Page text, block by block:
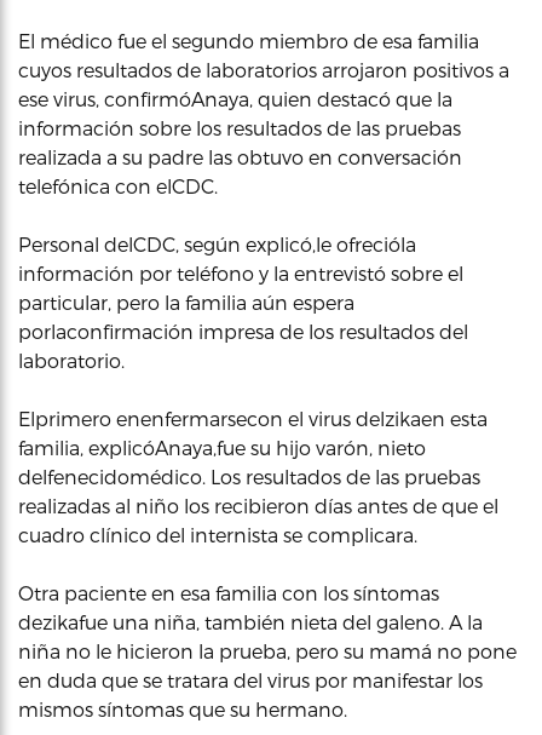
El médico fue el segundo miembro de esa familia
cuyos resultados de laboratorios arrojaron positivos a
ese virus, confirmóAnaya, quien destacó que la
información sobre los resultados de las pruebas
realizada a su padre las obtuvo en conversación
telefónica con elCDC.
Personal delCDC, según explicó,le ofrecióla
información por teléfono y la entrevistó sobre el
particular, pero la familia aún espera
porlaconfirmación impresa de los resultados del
laboratorio.
Elprimero enenfermarsecon el virus delzikaen esta
familia, explicóAnaya,fue su hijo varón, nieto
delfenecidomédico. Los resultados de las pruebas
realizadas al niño los recibieron días antes de que el
cuadro clínico del internista se complicara.
Otra paciente en esa familia con los síntomas
dezikafue una niña, también nieta del galeno. A la
niña no le hicieron la prueba, pero su mamá no pone
en duda que se tratara del virus por manifestar los
mismos síntomas que su hermano.